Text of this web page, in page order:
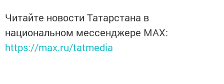
Читайте новости Татарстана в
национальном мессенджере MАХ:
https://max.ru/tatmedia